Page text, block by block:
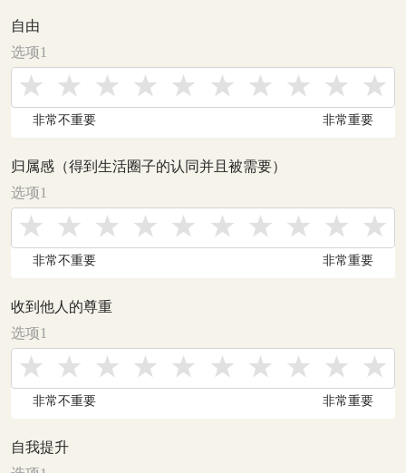
自由
选项1
非常不重要 非常重要
归属感（得到生活圈子的认同并且被需要）
选项1
非常不重要 非常重要
收到他人的尊重
选项1
非常不重要 非常重要
自我提升